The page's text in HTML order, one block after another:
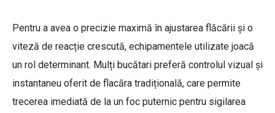
Pentru a avea o precizie maximă în ajustarea flăcării și o
viteză de reacție crescută, echipamentele utilizate joacă
un rol determinant. Mulți bucătari preferă controlul vizual și
instantaneu oferit de flacăra tradițională, care permite
trecerea imediată de la un foc puternic pentru sigilarea